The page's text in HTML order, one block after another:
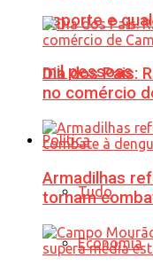
esporte e
mil pessoas
Política
Tudo
Economia
Dia dos Pais:
no comércio
Armadilhas
tornam